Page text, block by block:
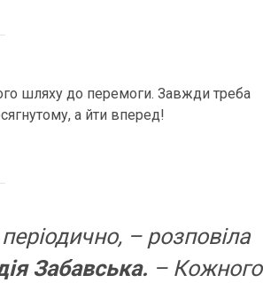
шляху до перемоги. Завжди треба
а йти вперед!
– розповіла
Забавська. – Кожного